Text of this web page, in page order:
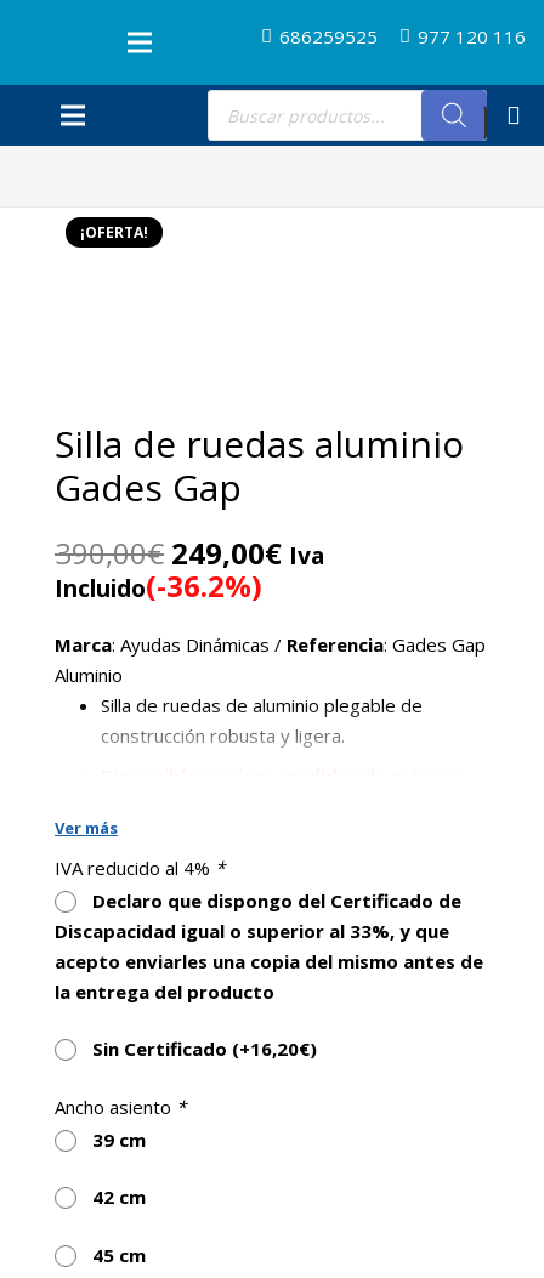
686259525 977 120 116
Búsqueda
productos
¡OFERTA!
Silla de ruedas aluminio
Gades Gap
390,00€ El
precio
original
era:
249,00€El
es:
Iva
Incluido(-36.2%)
Marca: Ayudas Dinámicas / Referencia: Gades Gap
Aluminio
Silla de ruedas de aluminio plegable de
construcción robusta y ligera.
adapte a sus necesidades.
Disponible en ruedas de 300 mm y 600 mm
autopropulsable
Pesa solo 15,5 kg kg
Homologada para usuarios hasta 130 kg
profundidad.
Respaldo regulable en altura y tensión.
En el modelo autopropulsable QUICK
Ruedas delanteras de 7" con cubiertas de PU
Ver más
IVA reducido al 4% *
Declaro que dispongo del Certificado de
Discapacidad igual o superior al 33%, y que
acepto enviarles una copia del mismo antes de
la entrega del producto
Sin Certificado (+16,20€)
Ancho asiento *
39 cm
42 cm
45 cm